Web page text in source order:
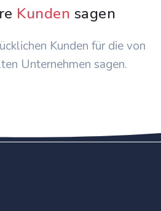
Kunden sagen
Kunden für die von
Unternehmen sagen.